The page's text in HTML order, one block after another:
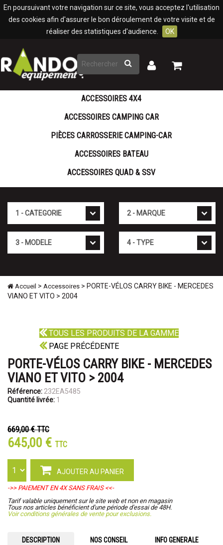
En poursuivant votre navigation sur ce site, vous acceptez l'utilisation
des cookies afin d'assurer le bon déroulement de votre visite et de
réaliser des statistiques d'audience.
OK
Rechercher
Mon
Mon
ACCESSOIRES 4X4
ACCESSOIRES CAMPING CAR
PIÈCES CARROSSERIE CAMPING-CAR
ACCESSOIRES BATEAU
ACCESSOIRES QUAD & SSV
Accueil > Accessoires > PORTE-VÉLOS CARRY BIKE - MERCEDES
VIANO ET VITO > 2004
TOUS LES PRODUITS DE LA GAMME
PAGE PRÉCÉDENTE
PORTE-VÉLOS CARRY BIKE - MERCEDES
VIANO ET VITO > 2004
Référence: 232EA5485
Quantité livrée: 1
669,00 €TTC
645,00 € TTC
AJOUTER AU PANIER
->> PAIEMENT EN 4X SANS FRAIS <<-
Tarif valable uniquement sur le site web et non en magasin
Tous nos articles bénéficient d'une période d'essai de 48H.
Voir conditions générales de vente pour exclusions.
DESCRIPTION NOS CONSEIL INFO GENERALE
Panneau de gestion des cookies